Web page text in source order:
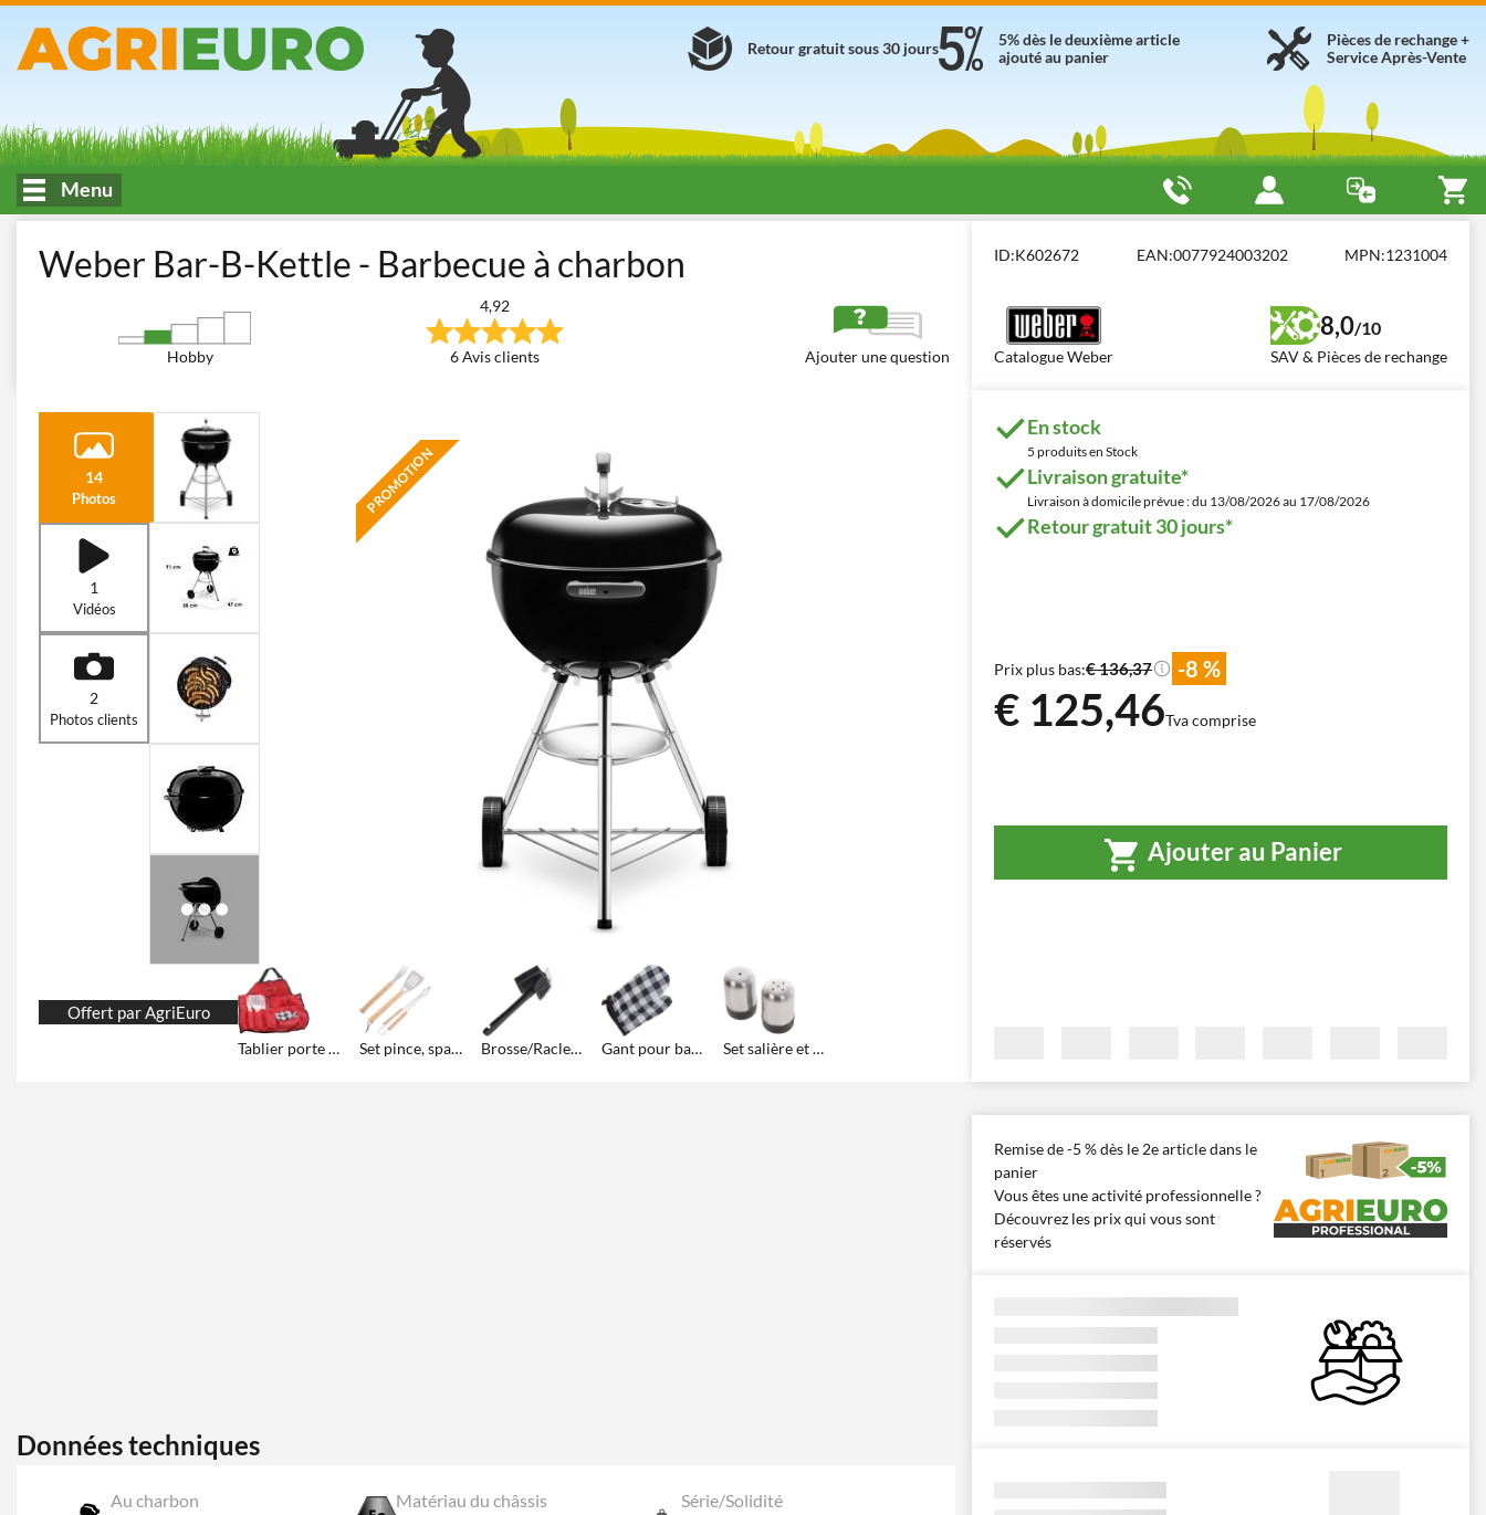
Pièces de rechange +
Service Après-Vente
5% dès le deuxième article
ajouté au panier
Retour gratuit sous 30 jours
Menu
Weber Bar-B-Kettle - Barbecue à charbon
Hobby
4,92
6 Avis clients Ajouter une question
ID:K602672 EAN:0077924003202 MPN:1231004
Catalogue Weber
8,0/10
SAV & Pièces de rechange
14
Photos
1
Vidéos
2
Photos clients
PROMOTION
Offert par AgriEuro
Tablier porte ustensiles Set pince, spatule, fourchette deux dents Brosse/Raclette pour le nettoyage du barbecue Gant pour barbecue Set salière et poivrière
En stock
5 produits en Stock
Livraison gratuite*
Livraison à domicile prévue : du 13/08/2026 au 17/08/2026
Retour gratuit 30 jours*
Prix plus bas:€ 136,37 -8 %
€ 125,46Tva comprise
Ajouter au Panier
Données techniques
Au charbon Matériau du châssis Série/Solidité
Remise de -5 % dès le 2e article dans le
panier
Vous êtes une activité professionnelle ?
Découvrez les prix qui vous sont
réservés